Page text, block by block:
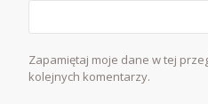
Zapamiętaj moje dane w tej
kolejnych komentarzy.